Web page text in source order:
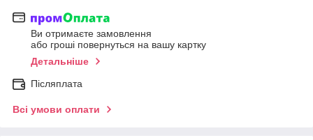
Ви отримаєте замовлення
або гроші повернуться на вашу картку
Детальніше
Післяплата
Всі умови оплати